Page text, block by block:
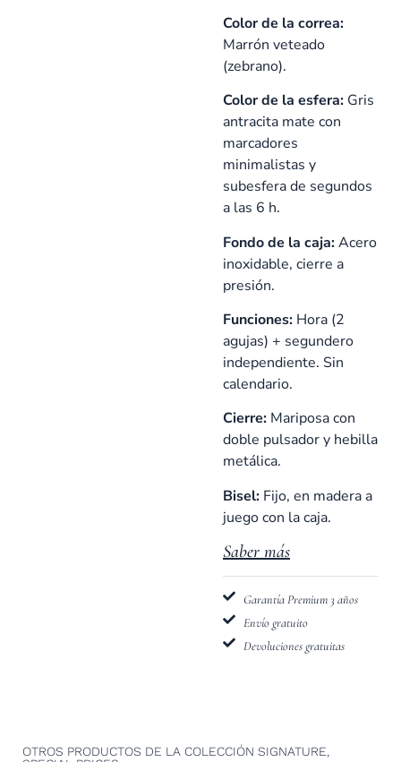
Color de la correa:
Marrón veteado
(zebrano).
Color de la esfera: Gris
antracita mate con
marcadores
minimalistas y
subesfera de segundos
a las 6 h.
Fondo de la caja:Acero
inoxidable, cierre a
presión.
Funciones: Hora (2
agujas) + segundero
independiente. Sin
calendario.
Cierre: Mariposa con
doble pulsador y hebilla
metálica.
Bisel: Fijo, en madera a
juego con la caja.
Saber más
Garantía Premium 3 años
Envío gratuito
Devoluciones gratuitas
OTROS PRODUCTOS DE LA COLECCIÓN SIGNATURE